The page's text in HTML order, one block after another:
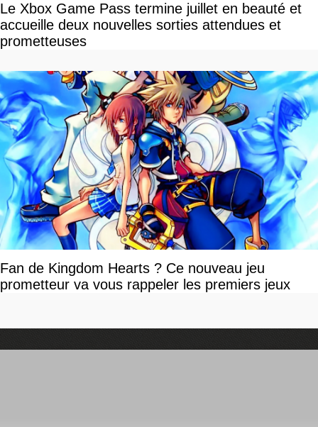
Le Xbox Game Pass termine juillet en beauté et
accueille deux nouvelles sorties attendues et
prometteuses
Fan de Kingdom Hearts ? Ce nouveau jeu
prometteur va vous rappeler les premiers jeux